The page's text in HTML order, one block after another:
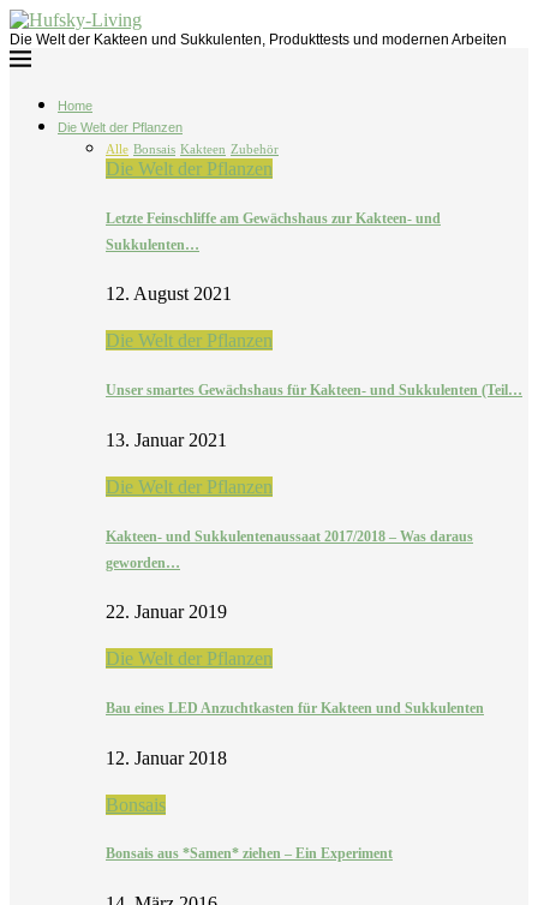
Die Welt der Kakteen und Sukkulenten, Produkttests und modernen Arbeiten
Home
Die Welt der Pflanzen
Alle Bonsais Kakteen Zubehör
Die Welt der Pflanzen
Letzte Feinschliffe am Gewächshaus zur Kakteen- und
Sukkulenten…
12. August 2021
Die Welt der Pflanzen
Unser smartes Gewächshaus für Kakteen- und Sukkulenten (Teil…
13. Januar 2021
Die Welt der Pflanzen
Kakteen- und Sukkulentenaussaat 2017/2018 – Was daraus
geworden…
22. Januar 2019
Die Welt der Pflanzen
Bau eines LED Anzuchtkasten für Kakteen und Sukkulenten
12. Januar 2018
Bonsais
Bonsais aus *Samen* ziehen – Ein Experiment